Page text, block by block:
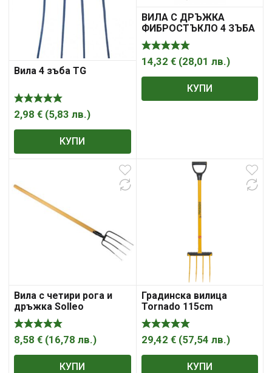
Вила 4 зъба TG
2,98 € (5,83 лв.)
КУПИ
ВИЛА С ДРЪЖКА
ФИБРОСТЪКЛО 4 ЗЪБА
ТМР
14,32 € (28,01 лв.)
КУПИ
Вила с четири рога и
дръжка Solleo
8,58 € (16,78 лв.)
КУПИ
Градинска вилица
Tornado 115cm
29,42 € (57,54 лв.)
КУПИ